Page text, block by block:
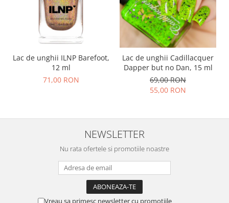
Lac de unghii ILNP Barefoot,
12 ml
71,00 RON
Lac de unghii Cadillacquer
Dapper but no Dan, 15 ml
69,00 RON
55,00 RON
NEWSLETTER
Nu rata ofertele si promotiile noastre
Vreau sa primesc newsletter cu promotiile